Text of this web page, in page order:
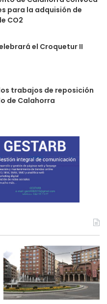
para la adquisión de
CO2
el Croquetur II
trabajos de reposición
de Calahorra